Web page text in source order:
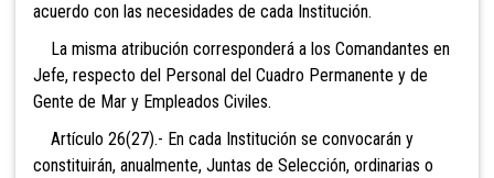
acuerdo con las necesidades de cada Institución.
La misma atribución corresponderá a los Comandantes en
Jefe, respecto del Personal del Cuadro Permanente y de
Gente de Mar y Empleados Civiles.
Artículo 26(27).- En cada Institución se convocarán y
constituirán, anualmente, Juntas de Selección, ordinarias o